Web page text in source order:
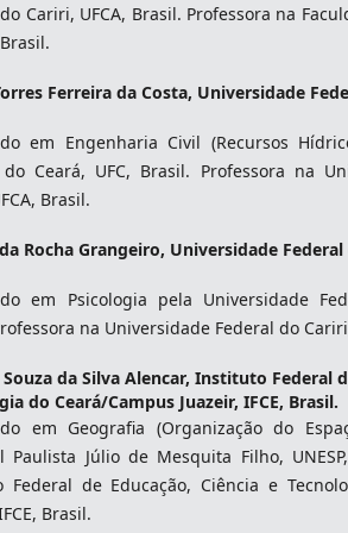
Cariri, UFCA, Brasil. Professora na
Ferreira da Costa, Universidade
em Engenharia Civil (Recursos
do Ceará, UFC, Brasil. Professora na
Brasil.
Rocha Grangeiro, Universidade Federal
em Psicologia pela Universidade
na Universidade Federal do
da Silva Alencar, Instituto Federal
do Ceará/Campus Juazeir, IFCE, Brasil.
em Geografia (Organização do
Paulista Júlio de Mesquita Filho,
Federal de Educação, Ciência e
Brasil.